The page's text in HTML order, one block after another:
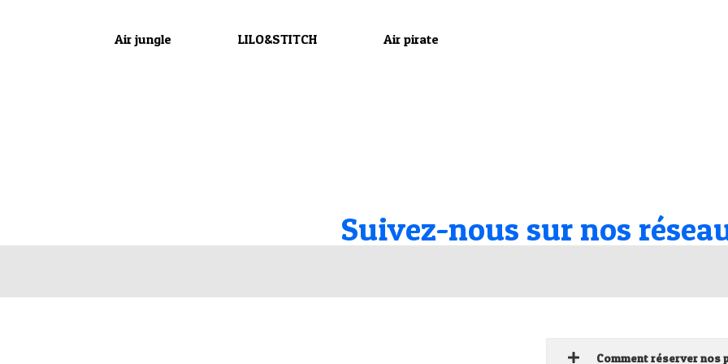
Air jungle LILO&STITCH Air pirate
Suivez-nous sur nos
Comment réserver nos